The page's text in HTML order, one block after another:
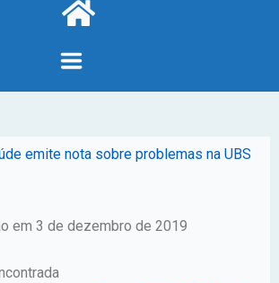
emite nota sobre problemas na UBS
em 3 de dezembro de 2019